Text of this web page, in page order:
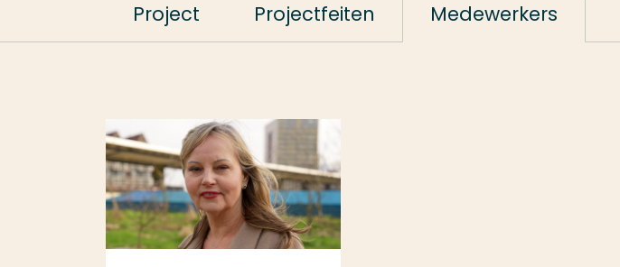
Project Projectfeiten Medewerkers